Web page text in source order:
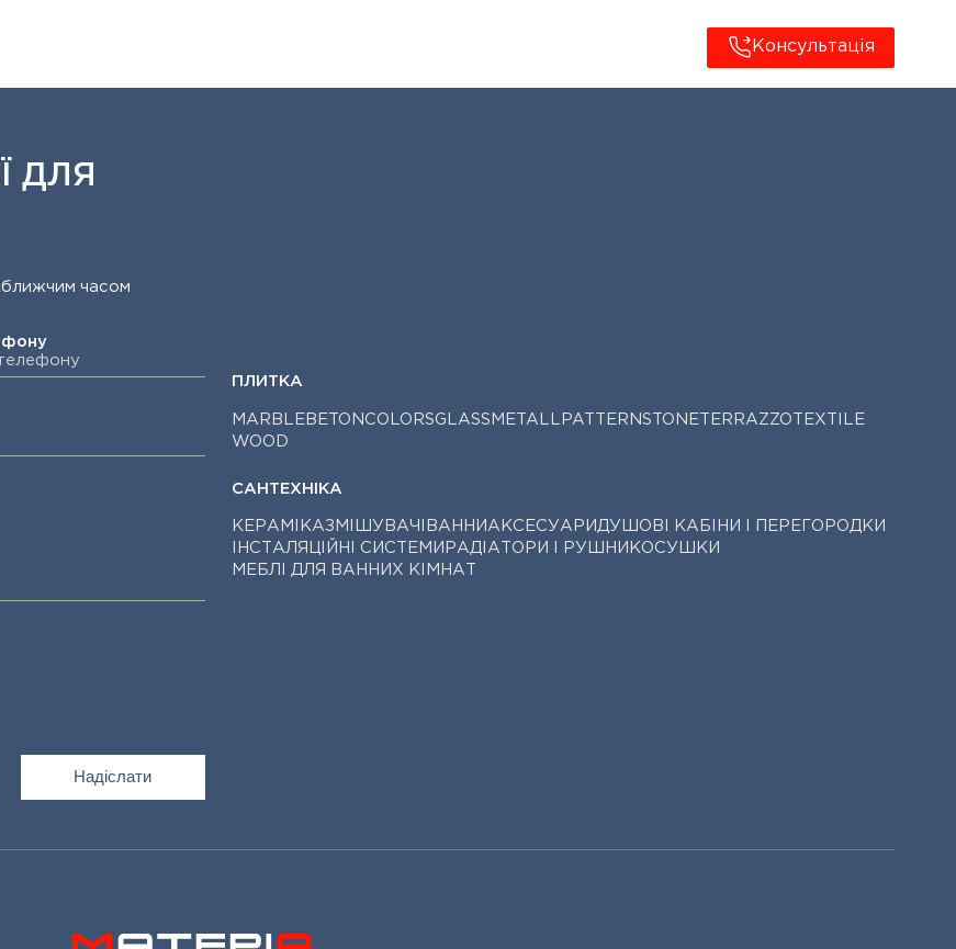
Консультація
ДЛЯ
часом
ПЛИТКА
MARBLE BETONCOLORSGLASS METALL PATTERNSTONE TERRAZZO
TEXTILE
WOOD
САНТЕХНІКА
КЕРАМІКАЗМІШУВАЧІ ВАННИ АКСЕСУАРИ ДУШОВІ КАБІНИ І ПЕРЕГОРОДКИ
ІНСТАЛЯЦІЙНІ СИСТЕМИ РАДІАТОРИ І РУШНИКОСУШКИ
МЕБЛІ ДЛЯ ВАННИХ КІМНАТ